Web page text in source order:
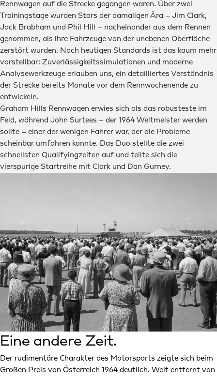
Rennwagen auf die Strecke gegangen waren. Über zwei
Trainingstage wurden Stars der damaligen Ära – Jim Clark,
Jack Brabham und Phil Hill – nacheinander aus dem Rennen
genommen, als ihre Fahrzeuge von der unebenen Oberfläche
zerstört wurden. Nach heutigen Standards ist das kaum mehr
vorstellbar: Zuverlässigkeitssimulationen und moderne
Analysewerkzeuge erlauben uns, ein detailliertes Verständnis
der Strecke bereits Monate vor dem Rennwochenende zu
entwickeln.
Graham Hills Rennwagen erwies sich als das robusteste im
Feld, während John Surtees – der 1964 Weltmeister werden
sollte – einer der wenigen Fahrer war, der die Probleme
scheinbar umfahren konnte. Das Duo stellte die zwei
schnellsten Qualifyingzeiten auf und teilte sich die
vierspurige Startreihe mit Clark und Dan Gurney.
Eine andere Zeit.
Der rudimentäre Charakter des Motorsports zeigte sich beim
Großen Preis von Österreich 1964 deutlich. Weit entfernt von